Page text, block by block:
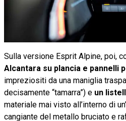
Sulla versione Esprit Alpine, poi,
Alcantara su plancia e pannelli
impreziositi da una maniglia
decisamente “tamarra”) e un
materiale mai visto all’interno di
cangiante del metallo bruciato e